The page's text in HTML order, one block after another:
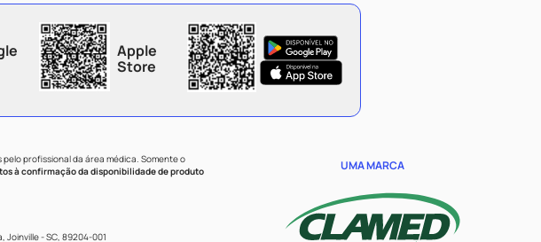
Apple
Store
profissional da área médica. Somente o
à confirmação da disponibilidade de produto
Joinville - SC, 89204-001
UMA MARCA